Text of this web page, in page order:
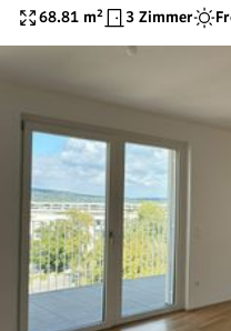
68.81 m² 3 Zimmer